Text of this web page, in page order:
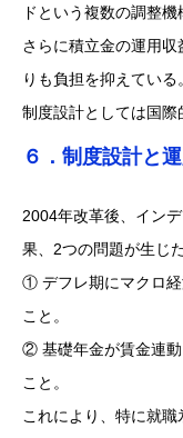
ドという複数の調整機
さらに積立金の運用
りも負担を抑えている。
制度設計としては国際
６．制度設計と
2004年改革後、イン
果、2つの問題が生じた
① デフレ期にマクロ
こと。
② 基礎年金が賃金連
こと。
これにより、特に就